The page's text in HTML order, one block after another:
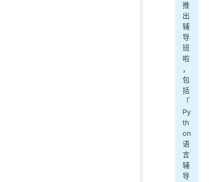
推
出
辅
导
班
啦
，
包
括
「
Py
th
on
语
言
辅
导